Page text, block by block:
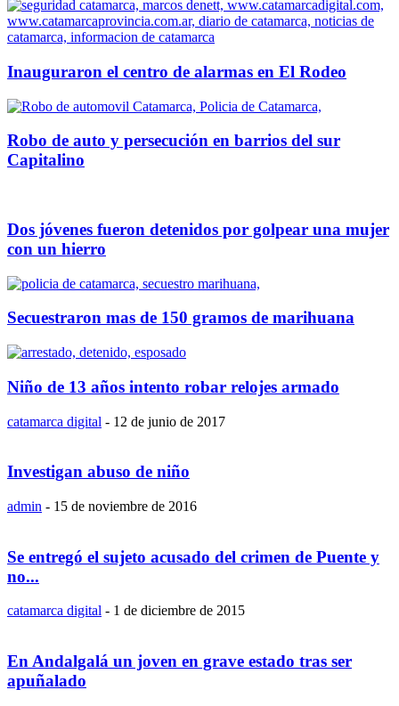
Inauguraron el centro de alarmas en El Rodeo
Robo de auto y persecución en barrios del sur
Capitalino
Dos jóvenes fueron detenidos por golpear una mujer
con un hierro
Secuestraron mas de 150 gramos de marihuana
Niño de 13 años intento robar relojes armado
catamarca digital - 12 de junio de 2017
Investigan abuso de niño
admin - 15 de noviembre de 2016
Se entregó el sujeto acusado del crimen de Puente y
no...
catamarca digital - 1 de diciembre de 2015
En Andalgalá un joven en grave estado tras ser
apuñalado